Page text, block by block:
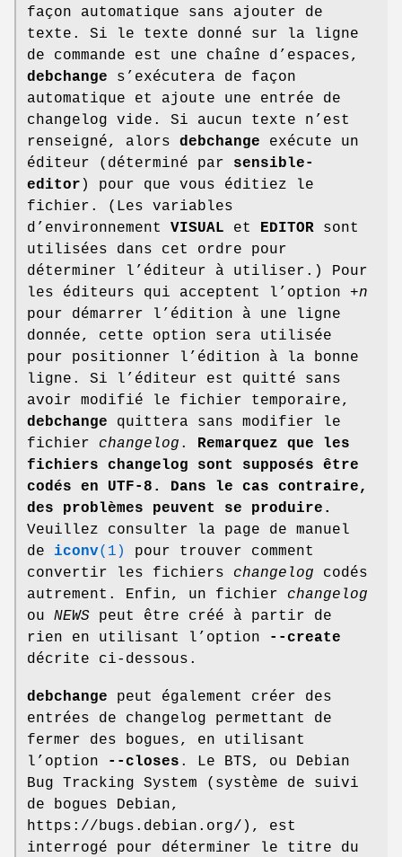
façon automatique sans ajouter de
texte. Si le texte donné sur la ligne
de commande est une chaîne d’espaces,
debchange s’exécutera de façon
automatique et ajoute une entrée de
changelog vide. Si aucun texte n’est
renseigné, alors debchange exécute un
éditeur (déterminé par sensible-
editor ) pour que vous éditiez le
fichier. (Les variables
d’environnement VISUAL et EDITOR sont
utilisées dans cet ordre pour
déterminer l’éditeur à utiliser.) Pour
les éditeurs qui acceptent l’option +n
pour démarrer l’édition à une ligne
donnée, cette option sera utilisée
pour positionner l’édition à la bonne
ligne. Si l’éditeur est quitté sans
avoir modifié le fichier temporaire,
debchange quittera sans modifier le
fichier changelog .
Remarquez que les
fichiers changelog sont supposés être
codés en UTF-8. Dans le cas contraire,
des problèmes peuvent se produire.
Veuillez consulter la page de manuel
de iconv(1)
pour trouver comment
convertir les fichiers changelog codés
autrement. Enfin, un fichier changelog
ou NEWS peut être créé à partir de
rien en utilisant l’option
--create
décrite ci-dessous.
debchange peut également créer des
entrées de changelog permettant de
fermer des bogues, en utilisant
l’option
--closes . Le BTS, ou Debian
Bug Tracking System (système de suivi
de bogues Debian,
https://bugs.debian.org/), est
interrogé pour déterminer le titre du